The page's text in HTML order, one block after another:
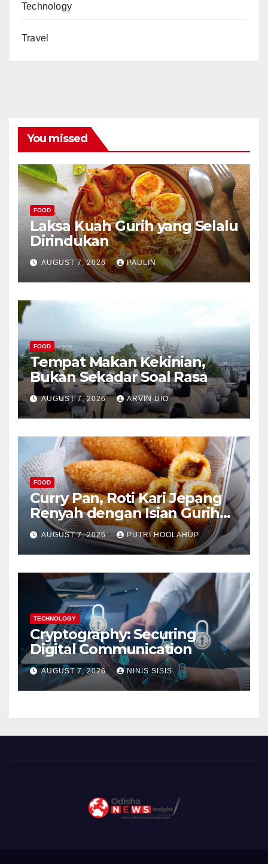
Technology
Travel
You missed
FOOD
Laksa Kuah Gurih yang Selalu
Dirindukan
AUGUST 7, 2026 PAULIN
FOOD
Tempat Makan Kekinian,
Bukan Sekadar Soal Rasa
AUGUST 7, 2026 ARVIN DIO
FOOD
Curry Pan, Roti Kari Jepang
Renyah dengan Isian Gurih
Menggoda
AUGUST 7, 2026 PUTRI HOOLAHUP
TECHNOLOGY
Cryptography: Securing
Digital Communication
AUGUST 7, 2026 NINIS SISIS